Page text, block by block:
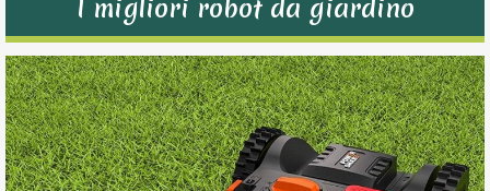
I migliori robot da giardino